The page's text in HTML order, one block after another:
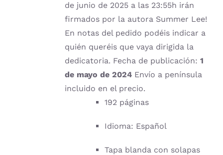
de junio de 2025 a las 23:55h irán
firmados por la autora Summer Lee!
En notas del pedido podéis indicar a
quién queréis que vaya dirigida la
dedicatoria. Fecha de publicación:1
de mayo de 2024 Envío a península
incluido en el precio.
192 páginas
Idioma: Español
Tapa blanda con solapas